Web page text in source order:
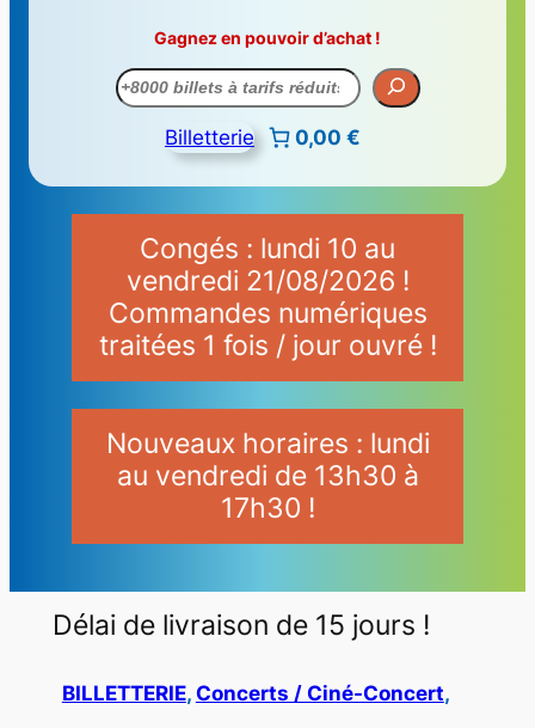
Gagnez en pouvoir d’achat !
Recherche
Billetterie 0,00 €
Congés : lundi 10 au
vendredi 21/08/2026 !
Commandes numériques
traitées 1 fois / jour ouvré !
Nouveaux horaires : lundi
au vendredi de 13h30 à
17h30 !
Délai de livraison de 15 jours !
BILLETTERIE, Concerts / Ciné-Concert ,